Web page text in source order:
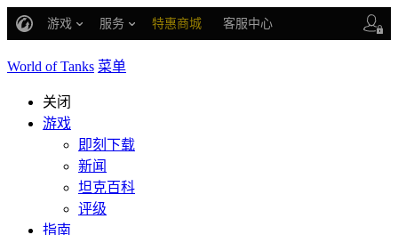
游戏 服务 特惠商城 客服中心
World of Tanks 菜单
关闭
游戏
即刻下载
新闻
坦克百科
评级
指南